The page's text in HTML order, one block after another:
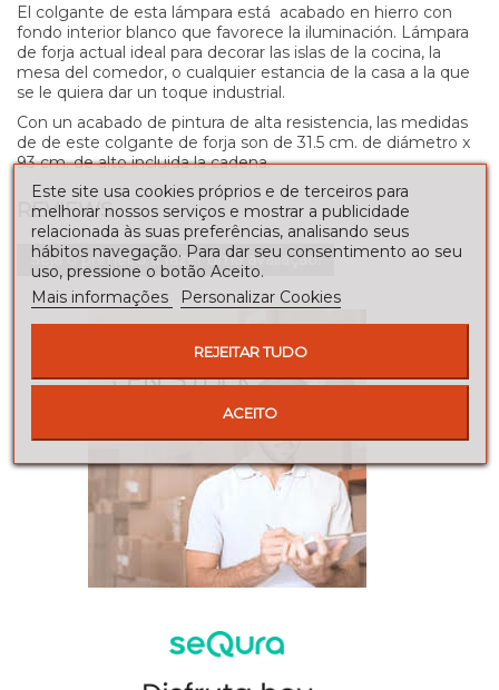
El colgante de esta lámpara está acabado en hierro con
fondo interior blanco que favorece la iluminación. Lámpara
de forja actual ideal para decorar las islas de la cocina, la
mesa del comedor, o cualquier estancia de la casa a la que
se le quiera dar un toque industrial.
Con un acabado de pintura de alta resistencia, las medidas
de de este colgante de forja son de 31.5 cm. de diámetro x
93 cm. de alto incluida la cadena.
REVIEWS
Seja o primeiro a fazer uma avaliação!
Este site usa cookies próprios e de terceiros para
melhorar nossos serviços e mostrar a publicidade
relacionada às suas preferências, analisando seus
hábitos navegação. Para dar seu consentimento ao seu
uso, pressione o botão Aceito.
Mais informações
Personalizar Cookies
REJEITAR TUDO
ACEITO